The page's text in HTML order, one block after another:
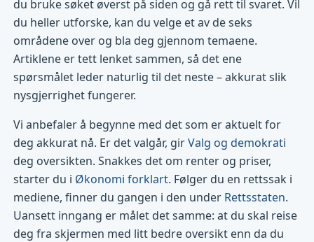
du bruke søket øverst på siden og gå rett til svaret. Vil
du heller utforske, kan du velge et av de seks
områdene over og bla deg gjennom temaene.
Artiklene er tett lenket sammen, så det ene
spørsmålet leder naturlig til det neste – akkurat slik
nysgjerrighet fungerer.
Vi anbefaler å begynne med det som er aktuelt for
deg akkurat nå. Er det valgår, girValg og demokrati
deg oversikten. Snakkes det om renter og priser,
starter du i Økonomi forklart. Følger du en rettssak i
mediene, finner du gangen i den under Rettsstaten.
Uansett inngang er målet det samme: at du skal reise
deg fra skjermen med litt bedre oversikt enn da du